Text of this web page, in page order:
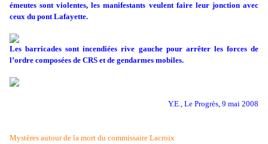
émeutes sont violentes, les manifestants veulent faire leur jonction avec
ceux du pont Lafayette.
Les barricades sont incendiées rive gauche pour arrêter les forces de
l’ordre composées de CRS et de gendarmes mobiles.
Y.E., Le Progrès, 9 mai 2008
Mystères autour de la mort du commissaire Lacroix